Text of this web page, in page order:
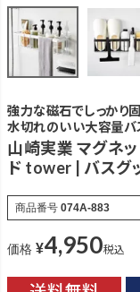
強力な磁石でしっかり
水切れのいい大容量バ
山崎実業 マグネ
ド tower | バスグ
商品番号 074A-883
価格 ¥4,950税込